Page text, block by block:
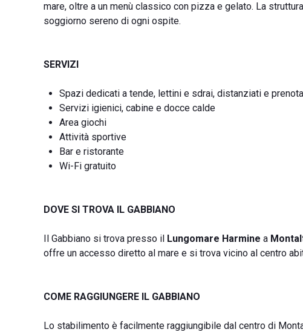
mare, oltre a un menù classico con pizza e gelato. La
soggiorno sereno di ogni ospite.
SERVIZI
Spazi dedicati a tende, lettini e sdrai, distanziati e
Servizi igienici, cabine e docce calde
Area giochi
Attività sportive
Bar e ristorante
Wi-Fi gratuito
DOVE SI TROVA IL GABBIANO
Il Gabbiano si trova presso il Lungomare Harmine a
offre un accesso diretto al mare e si trova vicino al centro
COME RAGGIUNGERE IL GABBIANO
Lo stabilimento è facilmente raggiungibile dal centro di